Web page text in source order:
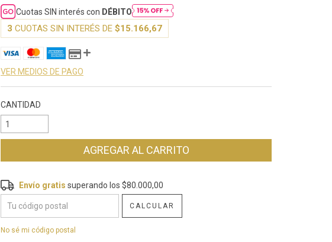
Cuotas SIN interés con DÉBITO
3 CUOTAS SIN INTERÉS DE$15.166,67
VER MEDIOS DE PAGO
CANTIDAD
Envío gratis $80.000,00
Entregas para el CP:
Envío gratis superando los$80.000,00
CALCULAR
No sé mi código postal